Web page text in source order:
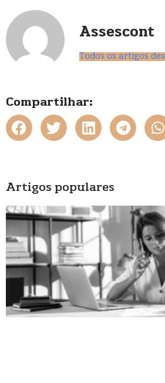
Assescont
Todos os artigos
Compartilhar:
Artigos populares